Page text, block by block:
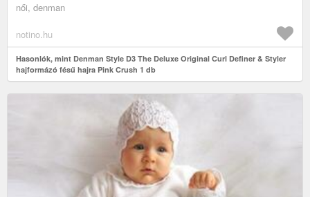
női, denman
notino.hu
Hasonlók, mint Denman Style D3 The Deluxe Original Curl Definer & Styler
hajformázó fésű hajra Pink Crush 1 db